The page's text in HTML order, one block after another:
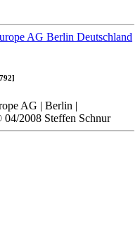
AG | Berlin |
2008 Steffen Schnur